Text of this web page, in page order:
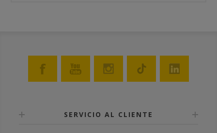
SERVICIO AL CLIENTE